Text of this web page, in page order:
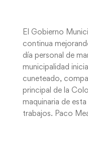
El Gobierno
continua
día personal de
municipalidad
cuneteado,
principal de la
maquinaria de
trabajos. Paco